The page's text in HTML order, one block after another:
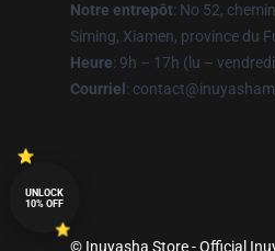
Notre entrepôt: No 52,
Siming, Xiamen, province du
Heure: 9h – 17h (lu –
Courriel :
© Inuyasha Store - Official
UNLOCK
10% OFF